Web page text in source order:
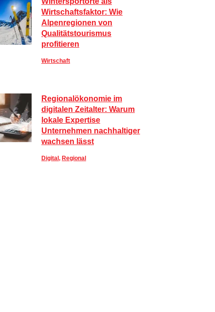
Wirtschaftsfaktor: Wie
Alpenregionen von
Qualitätstourismus
profitieren
Wirtschaft
Regionalökonomie im
digitalen Zeitalter: Warum
lokale Expertise
Unternehmen nachhaltiger
wachsen lässt
Digital , Regional